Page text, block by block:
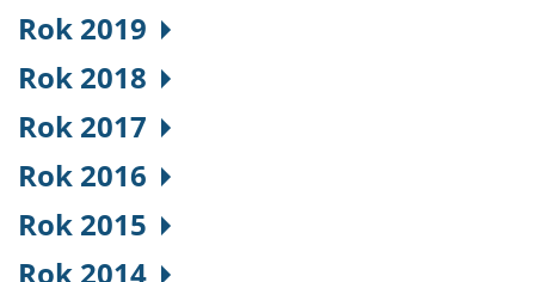
Rok 2019
Rok 2018
Rok 2017
Rok 2016
Rok 2015
Rok 2014